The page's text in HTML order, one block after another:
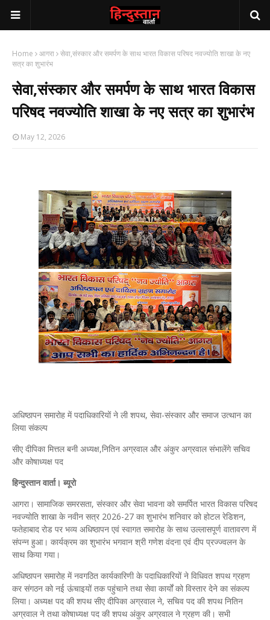
Home आगरा सेवा,संस्कार और समर्पण के साथ भारत विकास परिषद नवज्योति शाखा के नए
सत्र का शुभारंभ
सेवा,संस्कार और समर्पण के साथ भारत विकास
परिषद नवज्योति शाखा के नए सत्र का शुभारंभ
May 12, 2026
अधिष्ठापन समारोह में पदाधिकारियों ने ली शपथ, सेवा-संस्कार और समाज उत्थान का
लिया संकल्प
सीए दीपिका मित्तल बनी अध्यक्ष,नितिन अग्रवाल और अंकुर अग्रवाल संभालेंगे सचिव
और कोषाध्यक्ष पद
हिन्दुस्तान वार्ता। ब्यूरो
आगरा। सामाजिक समरसता, संस्कार और सेवा भावना को समर्पित भारत विकास परिषद
नवज्योति शाखा के नवीन सत्र 2026-27 का शुभारंभ शनिवार को होटल रेडिशन,
फतेहाबाद रोड पर भव्य अधिष्ठापन एवं स्वागत समारोह के साथ उल्लासपूर्ण वातावरण में
संपन्न हुआ। कार्यक्रम का शुभारंभ भगवान श्री गणेश वंदना एवं दीप प्रज्ज्वलन के
साथ किया गया।
अधिष्ठापन समारोह में नवगठित कार्यकारिणी के पदाधिकारियों ने विधिवत शपथ ग्रहण
कर संगठन को नई ऊंचाइयों तक पहुंचाने तथा सेवा कार्यों को विस्तार देने का संकल्प
लिया। अध्यक्ष पद की शपथ सीए दीपिका अग्रवाल ने, सचिव पद की शपथ नितिन
अग्रवाल ने तथा कोषाध्यक्ष पद की शपथ अंकुर अग्रवाल ने ग्रहण की। सभी